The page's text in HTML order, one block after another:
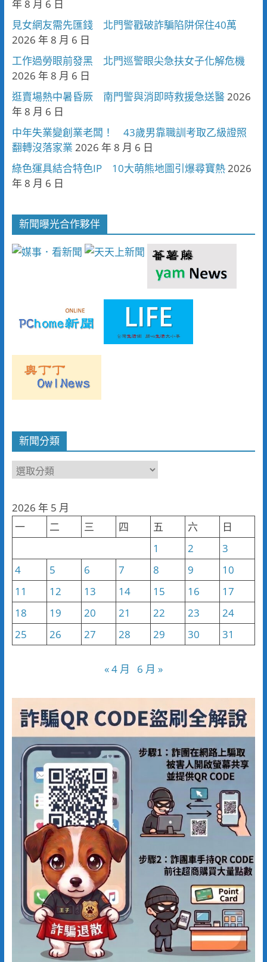
年 8 月 6 日
見女網友需先匯錢 北門警戳破詐騙陷阱保住40萬
2026 年 8 月 6 日
工作過勞眼前發黑 北門巡警眼尖急扶女子化解危機
2026 年 8 月 6 日
逛賣場熱中暑昏厥 南門警與消即時救援急送醫2026
年 8 月 6 日
中年失業變創業老闆！ 43歲男靠職訓考取乙級證照
翻轉沒落家業 2026 年 8 月 6 日
綠色運具結合特色IP 10大萌熊地圖引爆尋寶熱2026
年 8 月 6 日
新聞曝光合作夥伴
新聞分類
新
類
2026 年 5 月
一
二 三 四 五 六
日
1
2
3
4
5 6 7 8 9
10
11
12 13 14 15 16
17
18
19 20 21 22 23
24
25
26 27 28 29 30 31
« 4 月 6 月 »